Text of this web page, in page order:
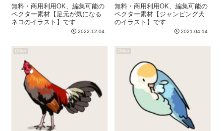
無料・商用利用OK、編集可能の
ベクター素材【足元が気になる
ネコのイラスト】です
2022.12.04
無料・商用利用OK、編集可能の
ベクター素材【ジャンピング犬
のイラスト】です
2021.04.14
Other Other